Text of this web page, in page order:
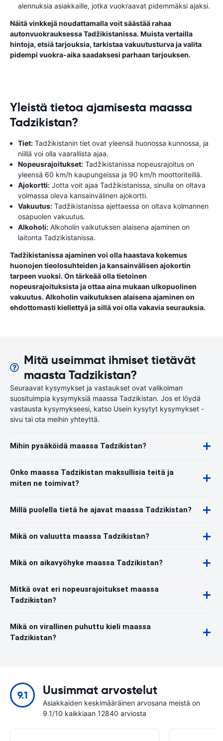
alennuksia asiakkaille, jotka vuokraavat pidemmäksi ajaksi.
Näitä vinkkejä noudattamalla voit säästää rahaa
autonvuokrauksessa Tadžikistanissa. Muista vertailla
hintoja, etsiä tarjouksia, tarkistaa vakuutusturva ja valita
pidempi vuokra-aika saadaksesi parhaan tarjouksen.
Yleistä tietoa ajamisesta maassa
Tadzikistan?
Tiet: Tadžikistanin tiet ovat yleensä huonossa kunnossa, ja
niillä voi olla vaarallista ajaa.
Nopeusrajoitukset: Tadžikistanissa nopeusrajoitus on
yleensä 60 km/h kaupungeissa ja 90 km/h moottoriteillä.
Ajokortti: Jotta voit ajaa Tadžikistanissa, sinulla on oltava
voimassa oleva kansainvälinen ajokortti.
Vakuutus: Tadžikistanissa ajettaessa on oltava kolmannen
osapuolen vakuutus.
Alkoholi: Alkoholin vaikutuksen alaisena ajaminen on
laitonta Tadzikistanissa.
Tadžikistanissa ajaminen voi olla haastava kokemus
huonojen tieolosuhteiden ja kansainvälisen ajokortin
tarpeen vuoksi. On tärkeää olla tietoinen
nopeusrajoituksista ja ottaa aina mukaan ulkopuolinen
vakuutus. Alkoholin vaikutuksen alaisena ajaminen on
ehdottomasti kiellettyä ja sillä voi olla vakavia seurauksia.
Mitä useimmat ihmiset tietävät
maasta Tadzikistan?
Seuraavat kysymykset ja vastaukset ovat valikoiman
suosituimpia kysymyksiä maassa Tadzikistan. Jos et löydä
vastausta kysymykseesi, katso Usein kysytyt kysymykset -
sivu tai ota meihin yhteyttä.
Mihin pysäköidä maassa Tadzikistan?
Onko maassa Tadzikistan maksullisia teitä ja
miten ne toimivat?
Millä puolella tietä he ajavat maassa Tadzikistan?
Mikä on valuutta maassa Tadzikistan?
Mikä on aikavyöhyke maassa Tadzikistan?
Mitkä ovat eri nopeusrajoitukset maassa
Tadzikistan?
Mikä on virallinen puhuttu kieli maassa
Tadzikistan?
9.1 Uusimmat arvostelut
Asiakkaiden keskimääräinen arvosana meistä on
9.1/10 kaikkiaan 12840 arviosta